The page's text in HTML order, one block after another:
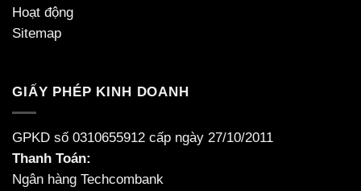
Hoạt động
Sitemap
GIẤY PHÉP KINH DOANH
GPKD số 0310655912 cấp ngày 27/10/2011
Thanh Toán:
Ngân hàng Techcombank